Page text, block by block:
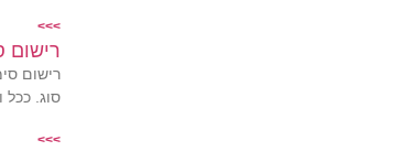
>>>
רישום
רישום
סוג. ככל
>>>